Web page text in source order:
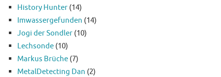
History Hunter (14)
Imwassergefunden (14)
Jogi der Sondler (10)
Lechsonde (10)
Markus Brüche (7)
MetalDetecting Dan (2)